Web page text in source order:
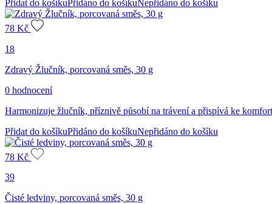
Přidat do košíkuPřidáno do košíkuNepřidáno do košíku
78 Kč
18
Zdravý Žlučník, porcovaná směs, 30 g
0 hodnocení
Harmonizuje žlučník, příznivě působí na trávení a přispívá ke
Přidat do košíkuPřidáno do košíkuNepřidáno do košíku
78 Kč
39
Čisté ledviny, porcovaná směs, 30 g